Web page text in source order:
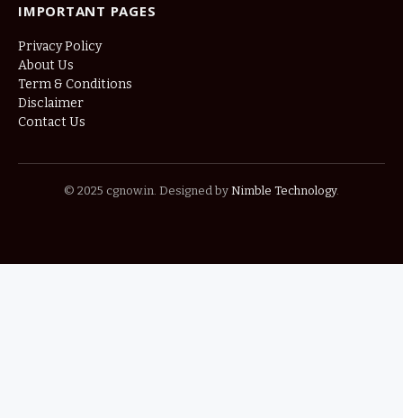
IMPORTANT PAGES
Privacy Policy
About Us
Term & Conditions
Disclaimer
Contact Us
© 2025 cgnow.in. Designed by Nimble Technology.